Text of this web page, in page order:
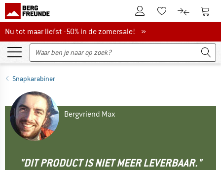
De klantenaccount
Naar deNaar de
Nu tot maar liefst -50% in de zomersale!
Nu tot maar liefst -50% in de zomersale! »
Snapkarabiner
Bergvriend Max
"DIT PRODUCT IS NIET MEER LEVERBAAR."